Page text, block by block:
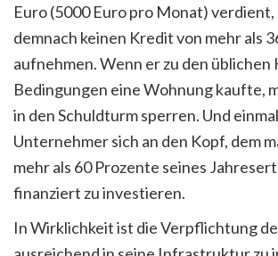
Euro (5000 Euro pro Monat)
demnach keinen Kredit von mehr als
aufnehmen. Wenn er zu den üblichen
Bedingungen eine Wohnung kaufte,
in den Schuldturm sperren. Und
Unternehmer sich an den Kopf, dem
mehr als 60 Prozente seines
finanziert zu investieren.
In Wirklichkeit ist die Verpflichtung